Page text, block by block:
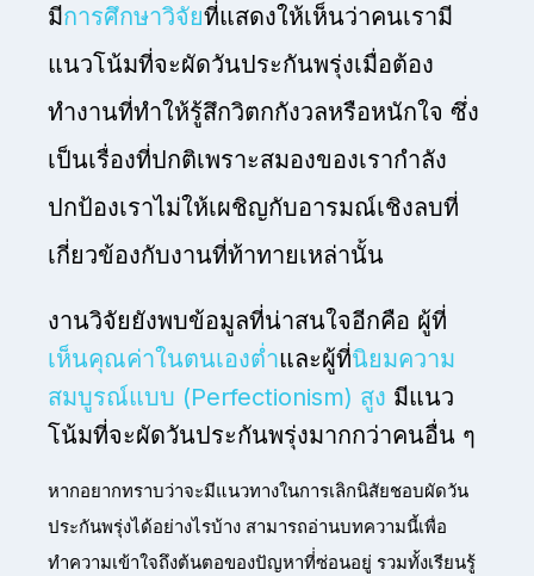
มีการศึกษาวิจัยที่แสดงให้เห็นว่าคนเรามี
แนวโน้มที่จะผัดวันประกันพรุ่งเมื่อต้อง
ทำงานที่ทำให้รู้สึกวิตกกังวลหรือหนักใจ ซึ่ง
เป็นเรื่องที่ปกติเพราะสมองของเรากำลัง
ปกป้องเราไม่ให้เผชิญกับอารมณ์เชิงลบที่
เกี่ยวข้องกับงานที่ท้าทายเหล่านั้น
งานวิจัยยังพบข้อมูลที่น่าสนใจอีกคือ ผู้ที่
เห็นคุณค่าในตนเองต่ำและผู้ที่นิยมความ
สมบูรณ์แบบ (Perfectionism) สูง มีแนว
โน้มที่จะผัดวันประกันพรุ่งมากกว่าคนอื่น ๆ
หากอยากทราบว่าจะมีแนวทางในการเลิกนิสัยชอบผัดวัน
ประกันพรุ่งได้อย่างไรบ้าง สามารถอ่านบทความนี้เพื่อ
ทำความเข้าใจถึงต้นตอของปัญหาที่่ซ่อนอยู่ รวมทั้งเรียนรู้